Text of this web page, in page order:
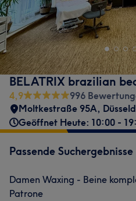
BELATRIX brazilian
4,9
996
Moltkestraße 95A,
Geöffnet Heute: 10:00 -
Passende Suchergebnisse
Damen Waxing - Beine
Patrone